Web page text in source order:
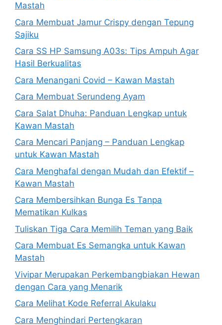
Mastah
Cara Membuat Jamur Crispy dengan Tepung
Sajiku
Cara SS HP Samsung A03s: Tips Ampuh Agar
Hasil Berkualitas
Cara Menangani Covid – Kawan Mastah
Cara Membuat Serundeng Ayam
Cara Salat Dhuha: Panduan Lengkap untuk
Kawan Mastah
Cara Mencari Panjang – Panduan Lengkap
untuk Kawan Mastah
Cara Menghafal dengan Mudah dan Efektif –
Kawan Mastah
Cara Membersihkan Bunga Es Tanpa
Mematikan Kulkas
Tuliskan Tiga Cara Memilih Teman yang Baik
Cara Membuat Es Semangka untuk Kawan
Mastah
Vivipar Merupakan Perkembangbiakan Hewan
dengan Cara yang Menarik
Cara Melihat Kode Referral Akulaku
Cara Menghindari Pertengkaran